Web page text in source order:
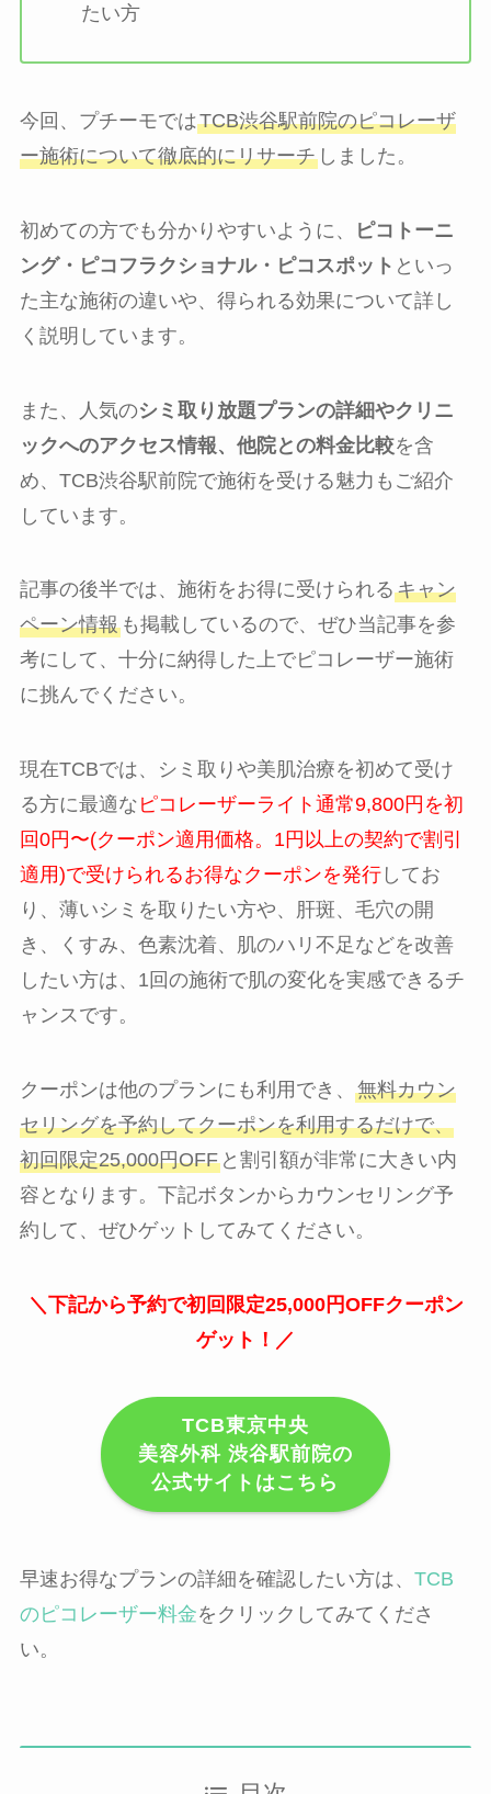
たい方
今回、プチーモではTCB渋谷駅前院のピコレーザ
ー施術について徹底的にリサーチしました。
初めての方でも分かりやすいように、
ピコトーニ
ング・ピコフラクショナル・ピコスポット といっ
た主な施術の違いや、得られる効果について詳し
く説明しています。
また、人気のシミ取り放題プランの詳細やクリニ
ックへのアクセス情報、他院との料金比較を含
め、TCB渋谷駅前院で施術を受ける魅力もご紹介
しています。
記事の後半では、施術をお得に受けられるキャン
ペーン情報も掲載しているので、ぜひ当記事を参
考にして、十分に納得した上でピコレーザー施術
に挑んでください。
現在TCBでは、シミ取りや美肌治療を初めて受け
る方に最適な ピコレーザーライト通常9,800円を初
回0円〜(クーポン適用価格。1円以上の契約で割引
適用)で受けられるお得なクーポンを発行してお
り、薄いシミを取りたい方や、肝斑、毛穴の開
き、くすみ、色素沈着、肌のハリ不足などを改善
したい方は、1回の施術で肌の変化を実感できるチ
ャンスです。
クーポンは他のプランにも利用でき、 無料カウン
セリングを予約してクーポンを利用するだけで、
初回限定25,000円OFFと割引額が非常に大きい内
容となります。下記ボタンからカウンセリング予
約して、ぜひゲットしてみてください。
＼下記から予約で初回限定25,000円OFFクーポン
ゲット！／
TCB東京中央
美容外科 渋谷駅前院の
公式サイトはこちら
早速お得なプランの詳細を確認したい方は、 TCB
のピコレーザー料金をクリックしてみてくださ
い。